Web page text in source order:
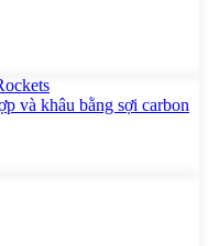
và khâu bằng sợi carbon